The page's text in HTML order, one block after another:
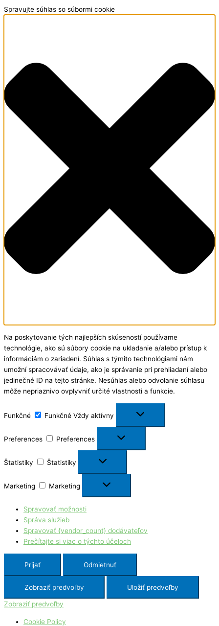
Spravujte súhlas so súbormi cookie
Na poskytovanie tých najlepších skúseností používame
technológie, ako sú súbory cookie na ukladanie a/alebo prístup k
informáciám o zariadení. Súhlas s týmito technológiami nám
umožní spracovávať údaje, ako je správanie pri prehliadaní alebo
jedinečné ID na tejto stránke. Nesúhlas alebo odvolanie súhlasu
môže nepriaznivo ovplyvniť určité vlastnosti a funkcie.
Funkčné Funkčné Vždy aktívny
Preferences Preferences
Štatistiky Štatistiky
Marketing Marketing
Spravovať možnosti
Správa služieb
Spravovať {vendor_count} dodávateľov
Prečítajte si viac o týchto účeloch
Prijať Odmietnuť
Zobraziť predvoľby Uložiť predvoľby
Zobraziť predvoľby
Cookie Policy